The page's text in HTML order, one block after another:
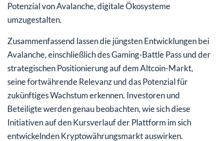
Potenzial von Avalanche, digitale Ökosysteme
umzugestalten.
Zusammenfassend lassen die jüngsten Entwicklungen bei
Avalanche, einschließlich des Gaming-Battle Pass und der
strategischen Positionierung auf dem Altcoin-Markt,
seine fortwährende Relevanz und das Potenzial für
zukünftiges Wachstum erkennen. Investoren und
Beteiligte werden genau beobachten, wie sich diese
Initiativen auf den Kursverlauf der Plattform im sich
entwickelnden Kryptowährungsmarkt auswirken.